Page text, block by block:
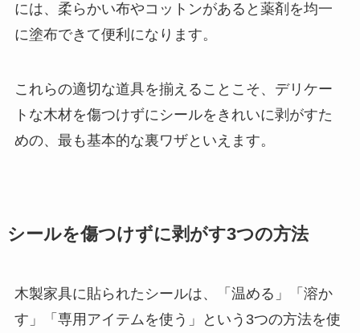
には、柔らかい布やコットンがあると薬剤を均一
に塗布できて便利になります。
これらの適切な道具を揃えることこそ、デリケー
トな木材を傷つけずにシールをきれいに剥がすた
めの、最も基本的な裏ワザといえます。
シールを傷つけずに剥がす3つの方法
木製家具に貼られたシールは、「温める」「溶か
す」「専用アイテムを使う」という3つの方法を使